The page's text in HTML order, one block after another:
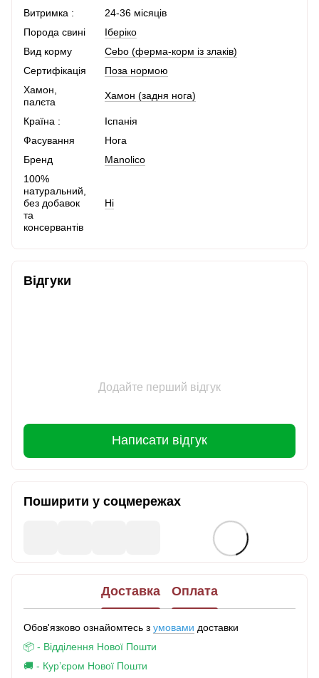
Витримка :
24-36 місяців
Порода свині
Іберіко
Вид корму
Cebo (ферма-корм із злаків)
Сертифікація
Поза нормою
Хамон,
палєта
Хамон (задня нога)
Країна :
Іспанія
Фасування
Нога
Бренд
Manolico
100%
натуральний,
без добавок
та
консервантів
Ні
Відгуки
Додайте перший відгук
Написати відгук
Поширити у соцмережах
Доставка Оплата
Обов'язково ознайомтесь з умовами доставки
📦 - Відділення Нової Пошти
🚚 - Кур’єром Нової Пошти